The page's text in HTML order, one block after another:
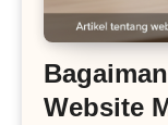
Website